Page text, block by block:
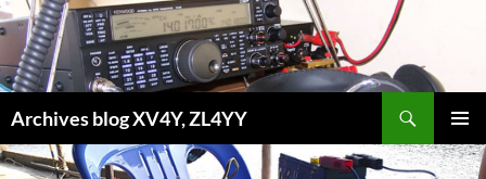
Aller
au
contenu
Archives blog XV4Y, ZL4YY
MENU